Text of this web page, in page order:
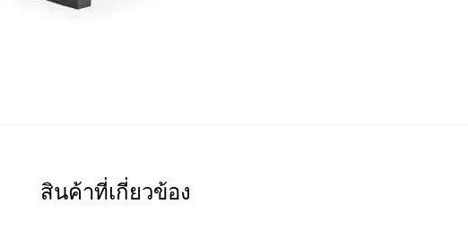
สินค้าที่เกี่ยวข้อง